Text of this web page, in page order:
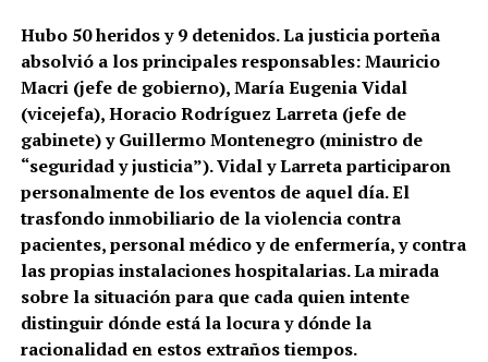
Hubo 50 heridos y 9 detenidos. La justicia porteña
absolvió a los principales responsables: Mauricio
Macri (jefe de gobierno), María Eugenia Vidal
(vicejefa), Horacio Rodríguez Larreta (jefe de
gabinete) y Guillermo Montenegro (ministro de
“seguridad y justicia”). Vidal y Larreta participaron
personalmente de los eventos de aquel día. El
trasfondo inmobiliario de la violencia contra
pacientes, personal médico y de enfermería, y contra
las propias instalaciones hospitalarias. La mirada
sobre la situación para que cada quien intente
distinguir dónde está la locura y dónde la
racionalidad en estos extraños tiempos.